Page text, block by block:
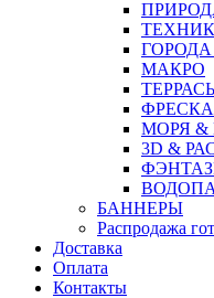
МАКРО
ФРЕСКА
МОРЯ
3D &
БАННЕРЫ
Распродажа
Доставка
Оплата
Контакты